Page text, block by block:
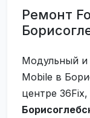
Ремонт
Модульный и
Mobile в
центре